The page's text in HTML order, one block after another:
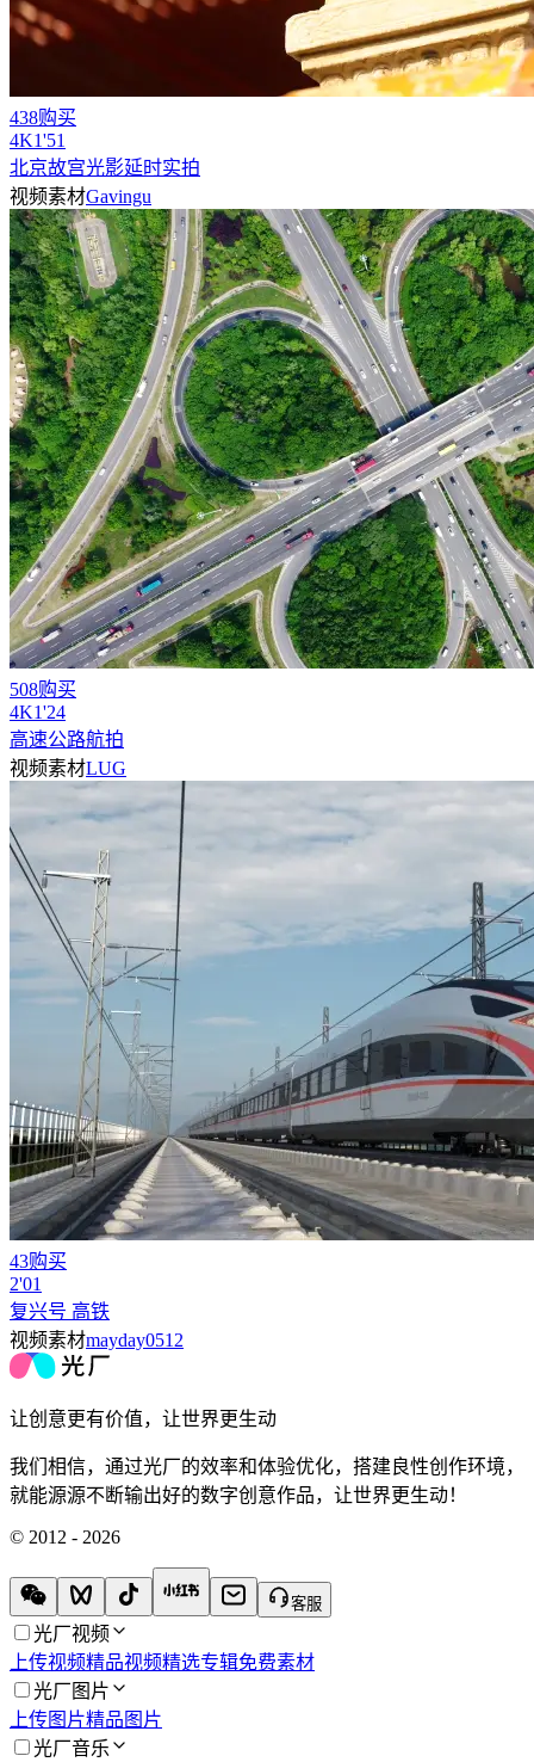
438购买
4K1'51
北京故宫光影延时实拍
视频素材Gavingu
508购买
4K1'24
高速公路航拍
视频素材LUG
43购买
2'01
复兴号 高铁
视频素材mayday0512
让创意更有价值，让世界更生动
我们相信，通过光厂的效率和体验优化，搭建良性创作环境，
就能源源不断输出好的数字创意作品，让世界更生动！
© 2012 - 2026
客服
光厂视频
上传视频精品视频精选专辑免费素材
光厂图片
上传图片精品图片
光厂音乐